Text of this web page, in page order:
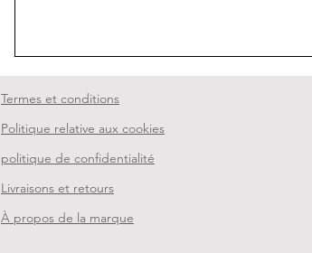
Termes et conditions
Politique relative aux cookies
politique de confidentialité
Livraisons et retours
À propos de la marque